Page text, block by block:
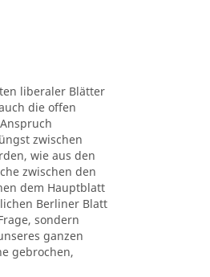
liberaler Blätter
die offen
zwischen
wie aus den
zwischen den
dem Hauptblatt
Berliner Blatt
sondern
ganzen
gebrochen,